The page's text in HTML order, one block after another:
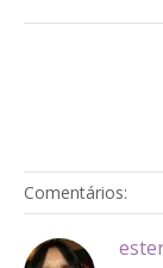
Comentários: